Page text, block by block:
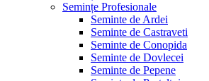
Semințe Profesionale
Seminte de Ardei
Seminte de Castraveti
Seminte de Conopida
Seminte de Dovlecei
Seminte de Pepene